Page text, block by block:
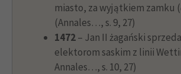
miasto, za wyjątkiem zamku (
(Annales…, s. 9, 27)
1472– Jan II żagański
elektorom saskim z linii
Annales…, s. 10, 27)